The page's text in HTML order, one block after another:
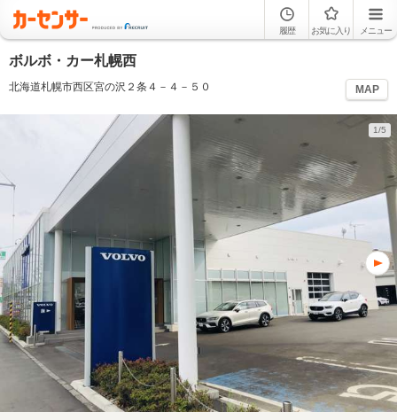
履歴 お気に入り メニュー
ボルボ・カー札幌西
北海道札幌市西区宮の沢２条４－４－５０ MAP
1/5